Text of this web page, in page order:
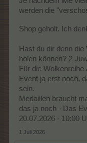
werden die
Shop geholt. Ich
Hast du dir denn
holen können? 2
Für die
Event ja erst noch,
sein.
Medaillen braucht
das ja noch - Das
20.07.2026 - 10:00
1 Juli 2026